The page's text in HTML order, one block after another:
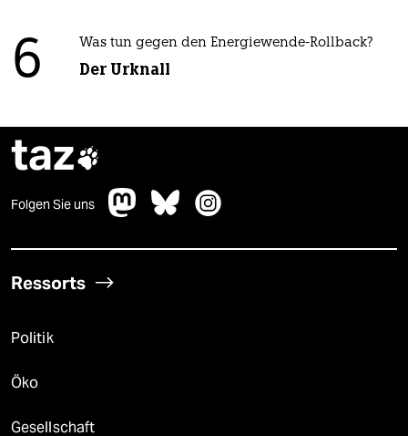
6 Was tun gegen den Energiewende-Rollback?
Der Urknall
taz
Folgen Sie uns
Ressorts
Politik
Öko
Gesellschaft